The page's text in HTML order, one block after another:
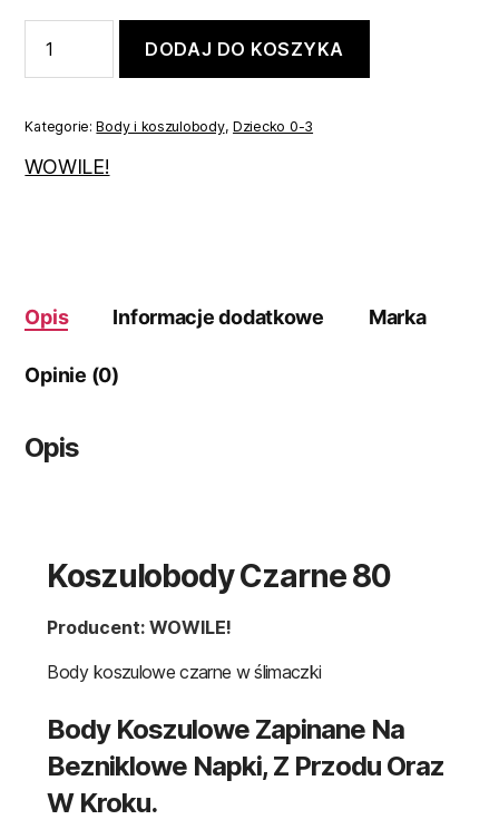
koszulobody
czarne
DODAJ DO KOSZYKA
Kategorie:Body i koszulobody,Dziecko 0-3
WOWILE!
Opis Informacje dodatkowe Marka
Opinie (0)
Opis
Koszulobody Czarne 80
Producent: WOWILE!
Body koszulowe czarne w ślimaczki
Body Koszulowe Zapinane Na
Bezniklowe Napki, Z Przodu Oraz
W Kroku.